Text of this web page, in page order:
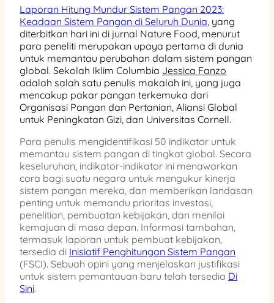
Laporan Hitung Mundur Sistem Pangan 2023:
Keadaan Sistem Pangan di Seluruh Dunia , yang
diterbitkan hari ini di jurnal Nature Food, menurut
para peneliti merupakan upaya pertama di dunia
untuk memantau perubahan dalam sistem pangan
global. Sekolah Iklim Columbia Jessica Fanzo
adalah salah satu penulis makalah ini, yang juga
mencakup pakar pangan terkemuka dari
Organisasi Pangan dan Pertanian, Aliansi Global
untuk Peningkatan Gizi, dan Universitas Cornell.
Para penulis mengidentifikasi 50 indikator untuk
memantau sistem pangan di tingkat global. Secara
keseluruhan, indikator-indikator ini menawarkan
cara bagi suatu negara untuk mengukur kinerja
sistem pangan mereka, dan memberikan landasan
penting untuk memandu prioritas investasi,
penelitian, pembuatan kebijakan, dan menilai
kemajuan di masa depan. Informasi tambahan,
termasuk laporan untuk pembuat kebijakan,
tersedia di Inisiatif Penghitungan Sistem Pangan
(FSCI). Sebuah opini yang menjelaskan justifikasi
untuk sistem pemantauan baru telah tersedia Di
Sini.